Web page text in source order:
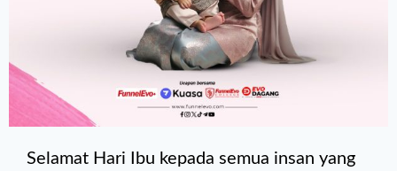
Selamat Hari Ibu kepada semua insan yang